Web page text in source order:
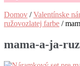
Domov /Valentínske
ružovozlatej farbe /
mama-a-ja-